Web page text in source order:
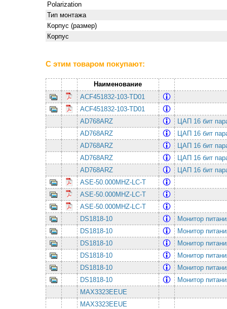
Polarization
Тип монтажа
Корпус (размер)
Корпус
С этим товаром покупают:
Наименование
ACF451832-103-TD01
ACF451832-103-TD01
AD768ARZ
ЦАП 16 бит
AD768ARZ
ЦАП 16 бит
AD768ARZ
ЦАП 16 бит
AD768ARZ
ЦАП 16 бит
AD768ARZ
ЦАП 16 бит
ASE-50.000MHZ-LC-T
ASE-50.000MHZ-LC-T
ASE-50.000MHZ-LC-T
DS1818-10
Монитор
DS1818-10
Монитор
DS1818-10
Монитор
DS1818-10
Монитор
DS1818-10
Монитор
DS1818-10
Монитор
MAX3323EEUE
MAX3323EEUE